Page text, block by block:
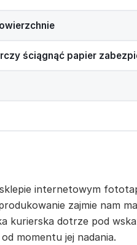
ściągnąć papier
internetowym
zajmie nam
kurierska dotrze pod
momentu jej nadania.